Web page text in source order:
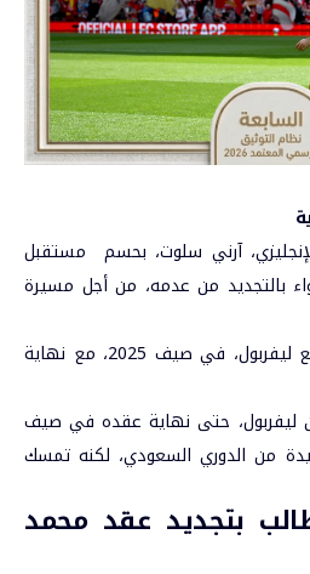
آرني سلوت، بحسم مستقبل
بالتجديد من عدمه، من أجل مسيرة
وينتهي عقد محمد صلاح مع ليفربول، في صيف 2025، مع نهاية
ليفربول، حتى نهاية عقده في صيف
من الدوري السعودي، لكنه تمسك
بتجديد عقد محمد